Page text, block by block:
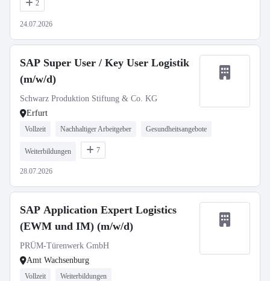
2
24.07.2026
SAP Super User / Key User Logistik
(m/w/d)
Schwarz Produktion Stiftung & Co. KG
Erfurt
Vollzeit Nachhaltiger Arbeitgeber Gesundheitsangebote
Weiterbildungen 7
28.07.2026
SAP Application Expert Logistics
(EWM und IM) (m/w/d)
PRÜM-Türenwerk GmbH
Amt Wachsenburg
Vollzeit Weiterbildungen